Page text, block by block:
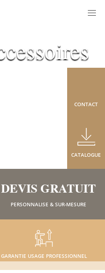
GARANTIE USAGE PROFESSIONNEL
DEVIS GRATUIT
PERSONNALISE & SUR-MESURE
CATALOGUE
CONTACT